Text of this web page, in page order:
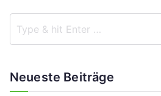
Neueste Beiträge